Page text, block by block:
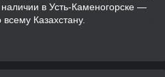
в Усть-Каменогорске —
Казахстану.